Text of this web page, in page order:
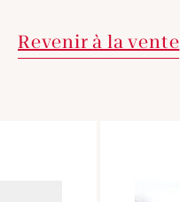
Revenir à la vente